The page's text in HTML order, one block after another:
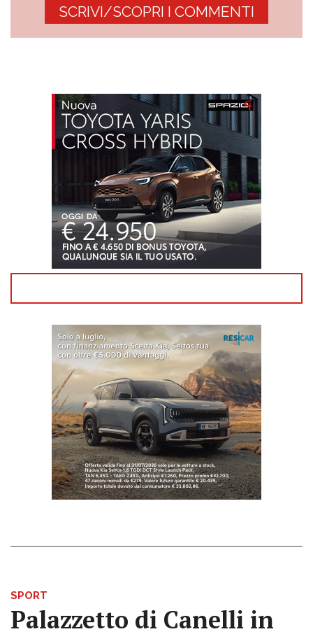
SCRIVI/SCOPRI I COMMENTI
SPORT
Palazzetto di Canelli in